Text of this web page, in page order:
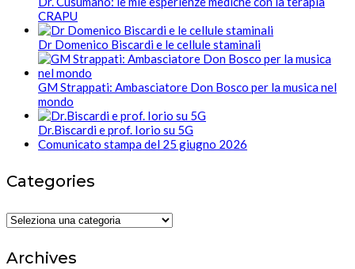
CRAPU
Dr Domenico Biscardi e le cellule staminali
GM Strappati: Ambasciatore Don Bosco per la musica nel
mondo
Dr.Biscardi e prof. Iorio su 5G
Comunicato stampa del 25 giugno 2026
Categories
Categories
Archives